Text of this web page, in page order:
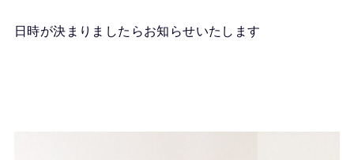
日時が決まりましたらお知らせいたします